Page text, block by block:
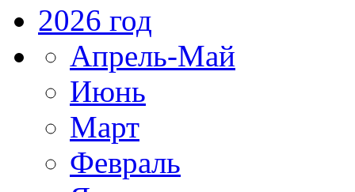
2026 год
Апрель-Май
Июнь
Март
Февраль